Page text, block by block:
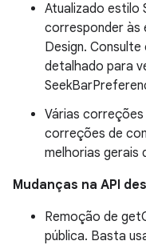
Atualizado estilo
corresponder às
Design. Consulte
detalhado para
Várias
correções de
melhorias gerais
Mudanças na API
Remoção de
pública. Basta